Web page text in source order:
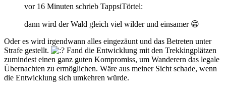
vor 16 Minuten schrieb TappsiTörtel:
dann wird der Wald gleich viel wilder und einsamer 😁
Oder es wird irgendwann alles eingezäunt und das Betreten unter
Strafe gestellt.
Fand die Entwicklung mit den Trekkingplätzen
zumindest einen ganz guten Kompromiss, um Wanderern das legale
Übernachten zu ermöglichen. Wäre aus meiner Sicht schade, wenn
die Entwicklung sich umkehren würde.